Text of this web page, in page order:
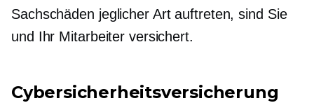
Sachschäden jeglicher Art auftreten, sind Sie
und Ihr Mitarbeiter versichert.
Cybersicherheitsversicherung